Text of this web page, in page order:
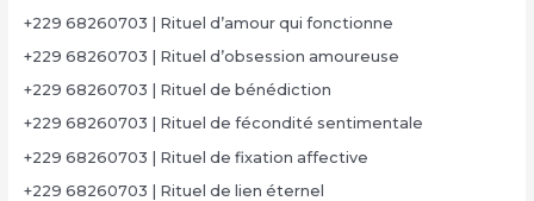
+229 68260703 | Rituel d’amour qui fonctionne
+229 68260703 | Rituel d’obsession amoureuse
+229 68260703 | Rituel de bénédiction
+229 68260703 | Rituel de fécondité sentimentale
+229 68260703 | Rituel de fixation affective
+229 68260703 | Rituel de lien éternel